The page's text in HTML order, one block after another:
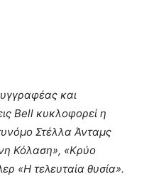
και
Bell κυκλοφορεί η
Στέλλα Άνταμς
Κόλαση», «Κρύο
«Η τελευταία θυσία».